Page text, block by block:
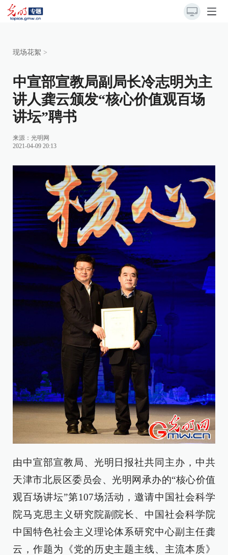
现场花絮 >
中宣部宣教局副局长冷志明为主
讲人龚云颁发“核心价值观百场
讲坛”聘书
来源： 光明网
2021-04-09 20:13
由中宣部宣教局、光明日报社共同主办，中共
天津市北辰区委员会、光明网承办的“核心价值
观百场讲坛”第107场活动，邀请中国社会科学
院马克思主义研究院副院长、中国社会科学院
中国特色社会主义理论体系研究中心副主任龚
云，作题为《党的历史主题主线、主流本质》